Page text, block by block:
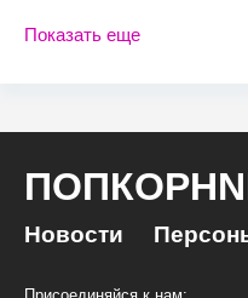
Показать еще
Новости